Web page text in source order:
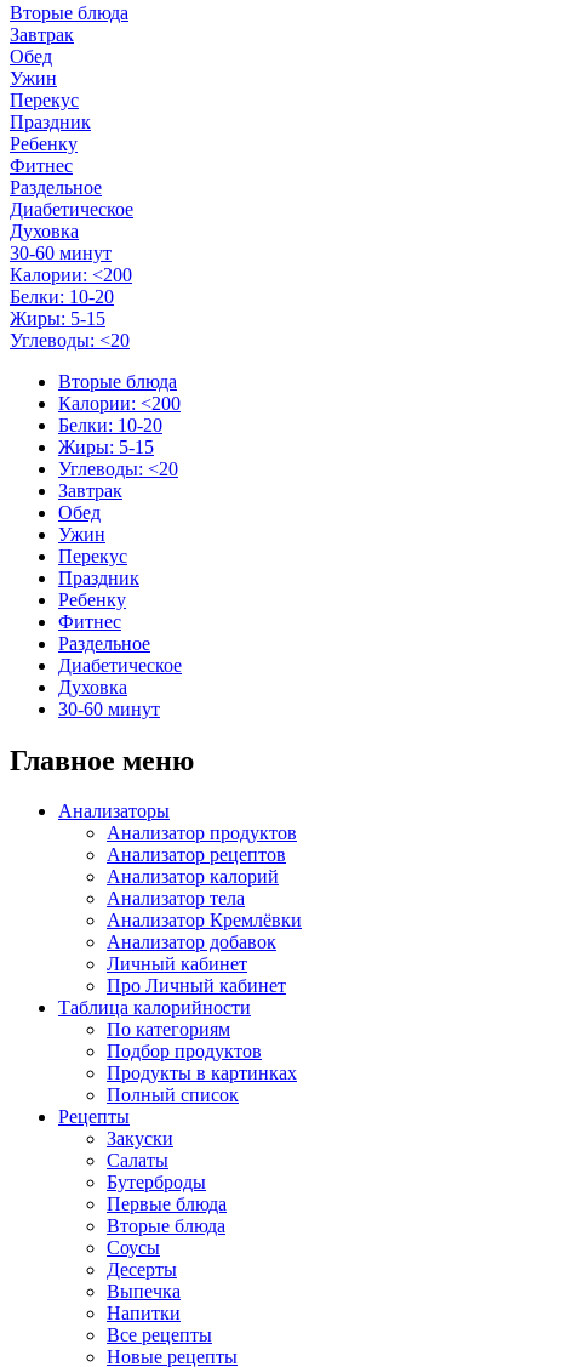
Вторые блюда
Завтрак
Обед
Ужин
Перекус
Праздник
Ребенку
Фитнес
Раздельное
Диабетическое
Духовка
30-60 минут
Калории: <200
Белки: 10-20
Жиры: 5-15
Углеводы: <20
Вторые блюда
Калории: <200
Белки: 10-20
Жиры: 5-15
Углеводы: <20
Завтрак
Обед
Ужин
Перекус
Праздник
Ребенку
Фитнес
Раздельное
Диабетическое
Духовка
30-60 минут
Главное меню
Анализаторы
Анализатор продуктов
Анализатор рецептов
Анализатор калорий
Анализатор тела
Анализатор Кремлёвки
Анализатор добавок
Личный кабинет
Про Личный кабинет
Таблица калорийности
По категориям
Подбор продуктов
Продукты в картинках
Полный список
Рецепты
Закуски
Салаты
Бутерброды
Первые блюда
Вторые блюда
Соусы
Десерты
Выпечка
Напитки
Все рецепты
Новые рецепты